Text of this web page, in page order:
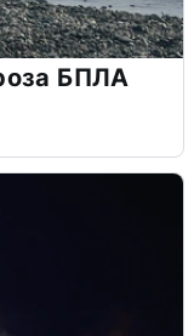
БПЛА